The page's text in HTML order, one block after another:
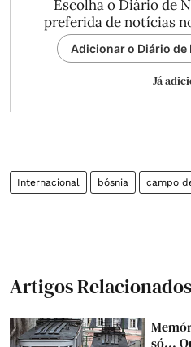
Escolha o Diário de
preferida de notícias
Adicionar o Diário de
Já
Internacional bósnia campo
Artigos Relacionados
só...